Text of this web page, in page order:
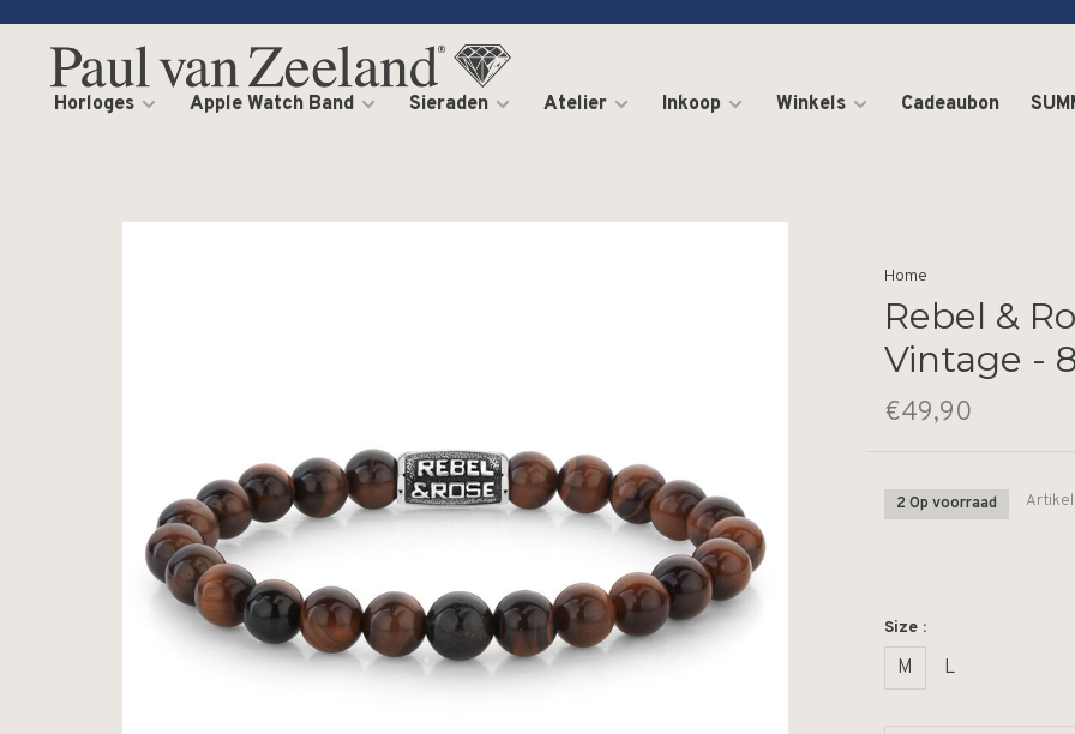
Horloges Apple Watch Band Sieraden Atelier Inkoop Winkels Cadeaubon
Home
Rebel &
Vintage -
€49,90
2 Op voorraad
Size :
M L